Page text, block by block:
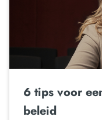
6 tips voor
beleid